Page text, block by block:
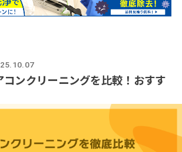
コンクリーニングを比較！おすす